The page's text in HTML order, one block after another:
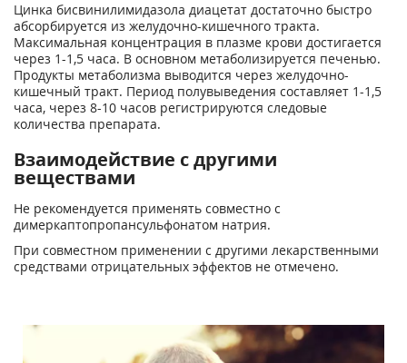
Цинка бисвинилимидазола диацетат достаточно быстро
абсорбируется из желудочно-кишечного тракта.
Максимальная концентрация в плазме крови достигается
через 1-1,5 часа. В основном метаболизируется печенью.
Продукты метаболизма выводится через желудочно-
кишечный тракт. Период полувыведения составляет 1-1,5
часа, через 8-10 часов регистрируются следовые
количества препарата.
Взаимодействие с другими
веществами
Не рекомендуется применять совместно с
димеркаптопропансульфонатом натрия.
При совместном применении с другими лекарственными
средствами отрицательных эффектов не отмечено.